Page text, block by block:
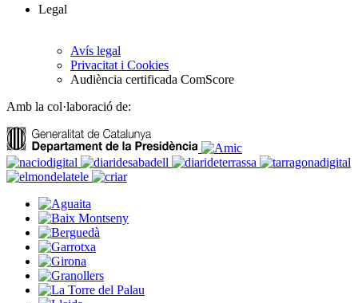
Legal
Avís legal
Privacitat i Cookies
Audiència certificada ComScore
Amb la col·laboració de: